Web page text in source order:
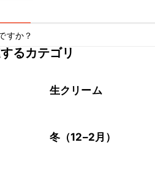
すか？
中が目安です。なるべくお早めにお
るカテゴリ
生クリーム
冬（12–2月）